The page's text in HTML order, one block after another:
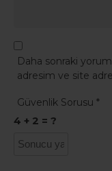
Daha sonraki
adresim ve site
Güvenlik Sorusu *
4 + 2 = ?